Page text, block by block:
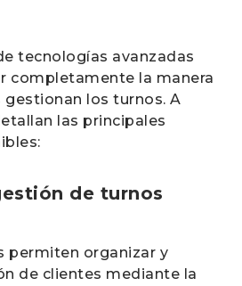
tecnologías avanzadas
completamente la manera
gestionan los turnos. A
las principales
de turnos
permiten organizar y
de clientes mediante la